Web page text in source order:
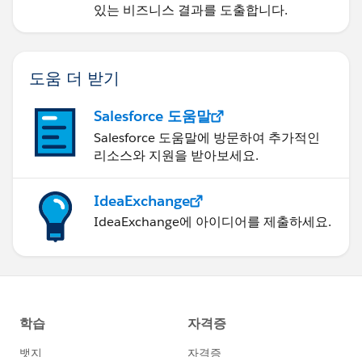
있는 비즈니스 결과를 도출합니다.
도움 더 받기
Salesforce 도움말
Salesforce 도움말에 방문하여 추가적인
리소스와 지원을 받아보세요.
IdeaExchange
IdeaExchange에 아이디어를 제출하세요.